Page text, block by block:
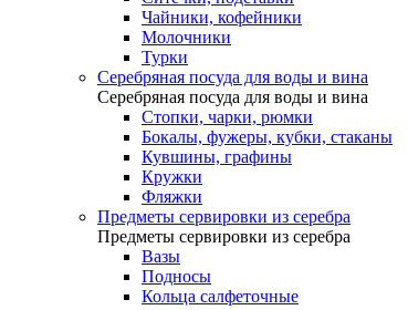
Чайники, кофейники
Молочники
Турки
Серебряная посуда для воды и вина
Серебряная посуда для воды и вина
Стопки, чарки, рюмки
Бокалы, фужеры, кубки, стаканы
Кувшины, графины
Кружки
Фляжки
Предметы сервировки из серебра
Предметы сервировки из серебра
Вазы
Подносы
Кольца салфеточные